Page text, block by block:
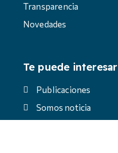
Transparencia
Novedades
Te puede interesar
Publicaciones
Somos noticia